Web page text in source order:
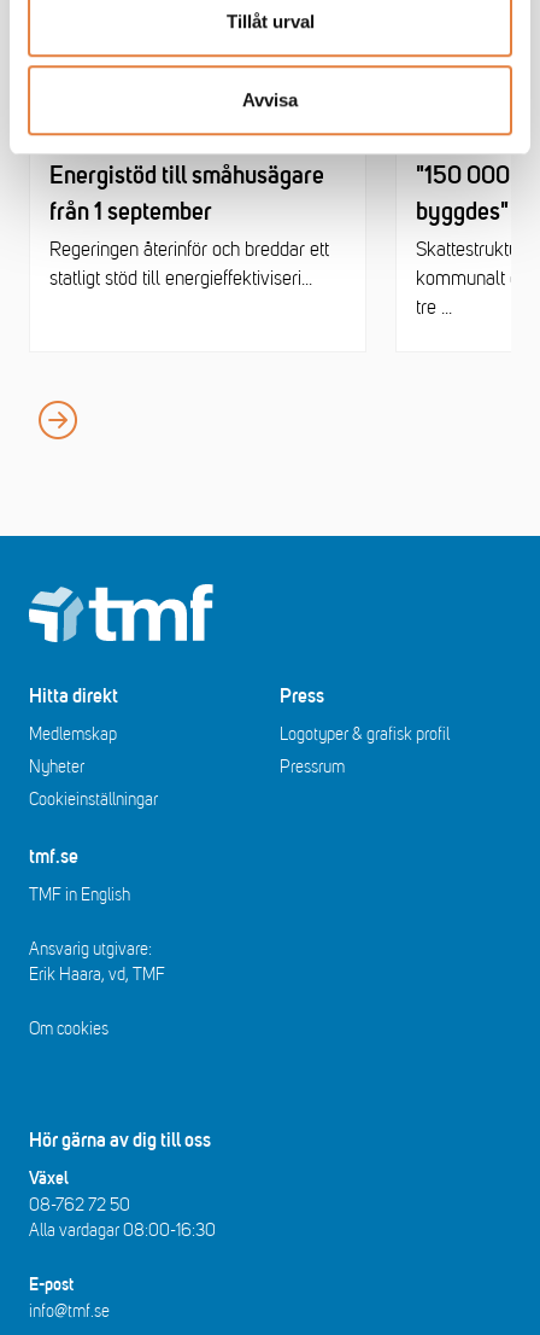
Tillåt urval
Avvisa
NYHET
Energistöd till småhusägare
från 1 september
Regeringen återinför och breddar ett
statligt stöd till energieffektiviseri...
NYHET
"150 000
byggdes"
Skattestruktur,
kommunalt
tre ...
Footer
Hitta direkt
Medlemskap
Nyheter
Cookieinställningar
Press
Logotyper & grafisk profil
Pressrum
tmf.se
TMF in English
Ansvarig utgivare:
Erik Haara, vd, TMF
Om cookies
Hör gärna av dig till oss
Växel
08-762 72 50
Alla vardagar 08:00-16:30​​
E-post
info@tmf.se